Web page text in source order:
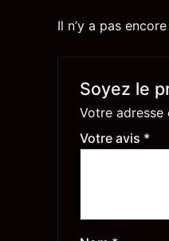
Il n’y a pas encore
Soyez le
Votre adresse
Votre avis *